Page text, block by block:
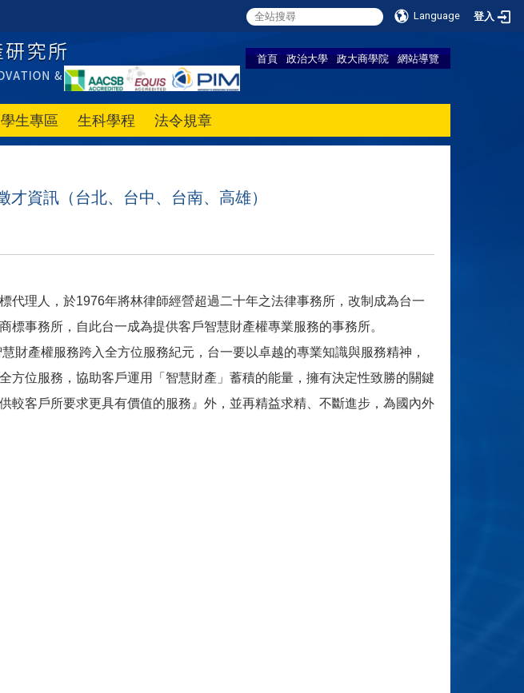
Language 登入
首頁 政治大學 政大商學院 網站導覽
學生專區 生科學程 法令規章
資訊（台北、台中、台南、高雄）
代理人，於1976年將林律師經營超過二十年之法律事務所，改制成為台一
標事務所，自此台一成為提供客戶智慧財產權專業服務的事務所。
財產權服務跨入全方位服務紀元，台一要以卓越的專業知識與服務精神，
方位服務，協助客戶運用「智慧財產」蓄積的能量，擁有決定性致勝的關鍵
較客戶所要求更具有價值的服務』外，並再精益求精、不斷進步，為國內外